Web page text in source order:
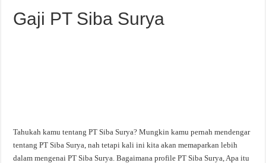
Gaji PT Siba Surya
Tahukah kamu tentang PT Siba Surya? Mungkin kamu pernah mendengar
tentang PT Siba Surya, nah tetapi kali ini kita akan memaparkan lebih
dalam mengenai PT Siba Surya. Bagaimana profile PT Siba Surya, Apa itu